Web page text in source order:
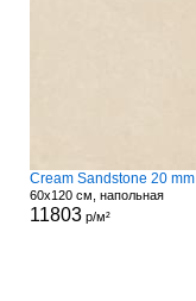
Cream Sandstone 20 mm
60x120 см, напольная
11803 р/м²